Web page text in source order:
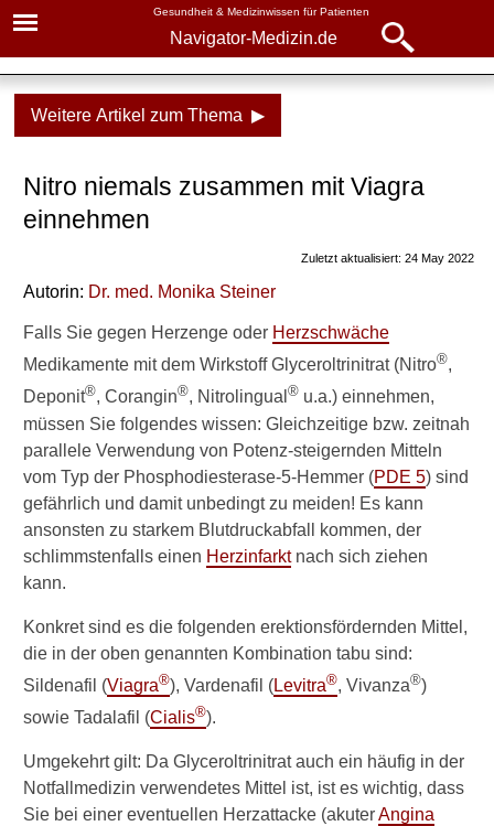
Gesundheit & Medizinwissen für Patienten
Navigator-Medizin.de
Weitere Artikel zum Thema ▶
Nitro niemals zusammen mit Viagra
einnehmen
Zuletzt aktualisiert: 24 May 2022
Autorin: Dr. med. Monika Steiner
Falls Sie gegen Herzenge oder Herzschwäche
Medikamente mit dem Wirkstoff Glyceroltrinitrat (Nitro®,
Deponit®, Corangin®, Nitrolingual ® u.a.) einnehmen,
müssen Sie folgendes wissen: Gleichzeitige bzw. zeitnah
parallele Verwendung von Potenz-steigernden Mitteln
vom Typ der Phosphodiesterase-5-Hemmer (PDE 5) sind
gefährlich und damit unbedingt zu meiden! Es kann
ansonsten zu starkem Blutdruckabfall kommen, der
schlimmstenfalls einen Herzinfarktnach sich ziehen
kann.
Konkret sind es die folgenden erektionsfördernden Mittel,
die in der oben genannten Kombination tabu sind:
Sildenafil (Viagra®), Vardenafil (Levitra®, Vivanza®)
sowie Tadalafil (Cialis®).
Umgekehrt gilt: Da Glyceroltrinitrat auch ein häufig in der
Notfallmedizin verwendetes Mittel ist, ist es wichtig, dass
Sie bei einer eventuellen Herzattacke (akuterAngina
Navigator-Medizin.de
► Krankheiten
► Therapieverfahren
► Gesundheitsthemen
Navigator-
Medizin.de
▾
Glyceroltrinitrat
W
l
c
e
M
e
d
i
a
n
t
ö
n
e
n